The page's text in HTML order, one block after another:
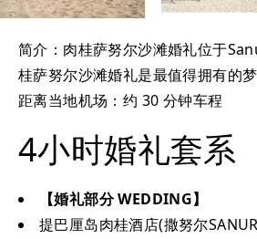
简介：肉桂萨努尔沙滩婚礼位于
桂萨努尔沙滩婚礼是最值得拥有的
距离当地机场：约 30 分钟车程
4小时婚礼套系
【婚礼部分 WEDDING】
提巴厘岛肉桂酒店(撒努尔